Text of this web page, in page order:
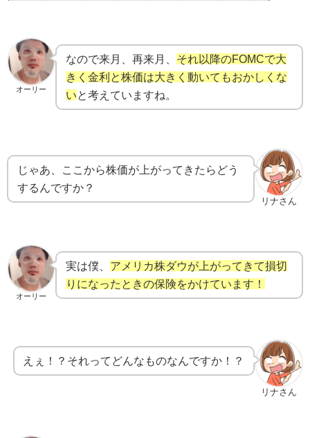
オーリー
なので来月、再来月、 それ以降のFOMCで大
きく金利と株価は大きく動いてもおかしくな
い と考えていますね。
リナさん
じゃあ、ここから株価が上がってきたらどう
するんですか？
オーリー
実は僕、 アメリカ株ダウが上がってきて損切
りになったときの保険をかけています！
リナさん
えぇ！？それってどんなものなんですか！？